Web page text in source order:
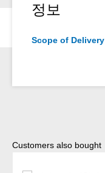
정보
Scope of Delivery
Skip product gallery
Customers also bought